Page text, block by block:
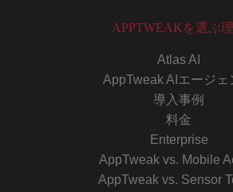
APPTWEAKを選ぶ
Atlas AI
AppTweak AIエージェ
導入事例
料金
Enterprise
AppTweak vs. Mobile
AppTweak vs. Sensor